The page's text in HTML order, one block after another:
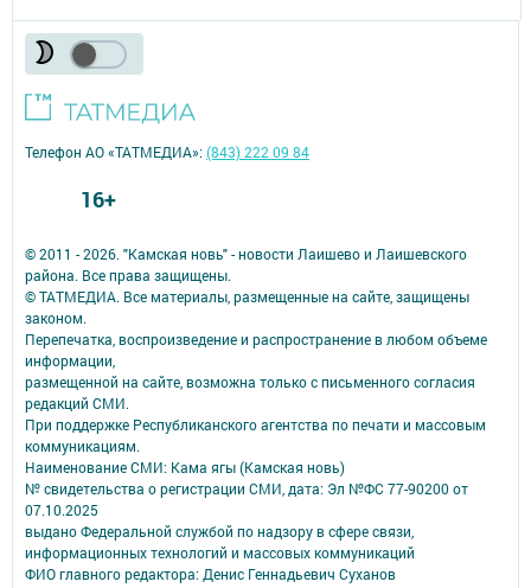
© 2011 - 2026. "Камская новь" - новости Лаишево и Лаишевского
района. Все права защищены.
© ТАТМЕДИА. Все материалы, размещенные на сайте, защищены
законом.
Перепечатка, воспроизведение и распространение в любом объеме
информации,
размещенной на сайте, возможна только с письменного согласия
редакций СМИ.
При поддержке Республиканского агентства по печати и массовым
коммуникациям.
Наименование СМИ: Кама ягы (Камская новь)
№ свидетельства о регистрации СМИ, дата: Эл №ФC 77-90200 от
07.10.2025
выдано Федеральной службой по надзору в сфере связи,
информационных технологий и массовых коммуникаций
ФИО главного редактора: Денис Геннадьевич Суханов
Телефон АО «ТАТМЕДИА»:(843) 222 09 84
16+